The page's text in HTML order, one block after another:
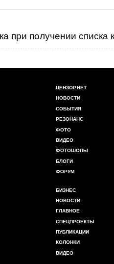
при получении списка
ЦЕНЗОР.НЕТ
НОВОСТИ
СОБЫТИЯ
РЕЗОНАНС
ФОТО
ВИДЕО
ФОТОШОПЫ
БЛОГИ
ФОРУМ
БИЗНЕС
НОВОСТИ
ГЛАВНОЕ
СПЕЦПРОЕКТЫ
ПУБЛИКАЦИИ
КОЛОНКИ
ВИДЕО